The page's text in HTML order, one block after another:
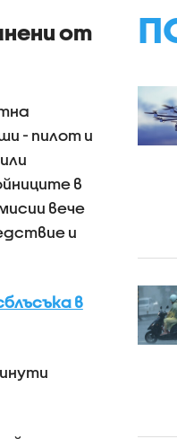
от
- пилот и
в
вече
и
в